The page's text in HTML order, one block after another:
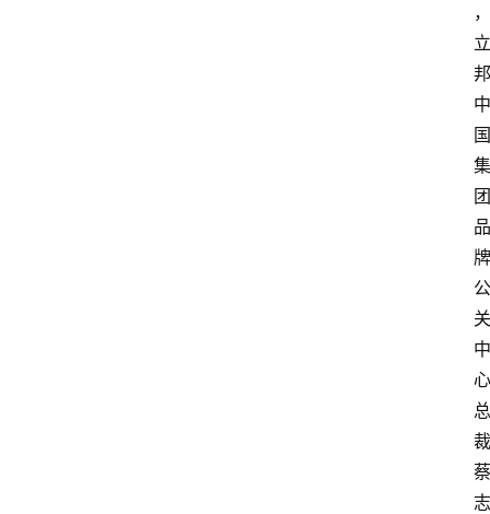
，
立
邦
中
国
集
团
品
牌
公
关
中
心
总
裁
蔡
志